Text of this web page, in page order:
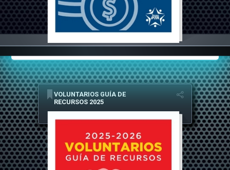
VOLUNTARIOS GUÍA DE
RECURSOS 2025